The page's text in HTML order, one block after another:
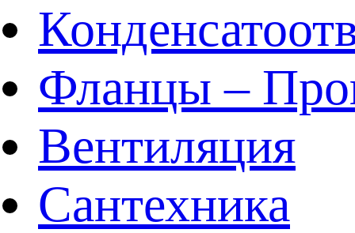
Фланцы –
Вентиляция
Сантехника